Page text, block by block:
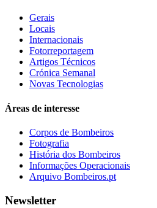
Gerais
Locais
Internacionais
Fotorreportagem
Artigos Técnicos
Crónica Semanal
Novas Tecnologias
Áreas de interesse
Corpos de Bombeiros
Fotografia
História dos Bombeiros
Informações Operacionais
Arquivo Bombeiros.pt
Newsletter